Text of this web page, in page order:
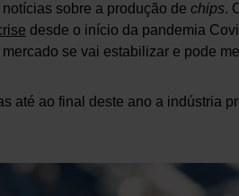
sobre a produção de chips.
desde o início da pandemia
se vai estabilizar e pode
até ao final deste ano a indústria